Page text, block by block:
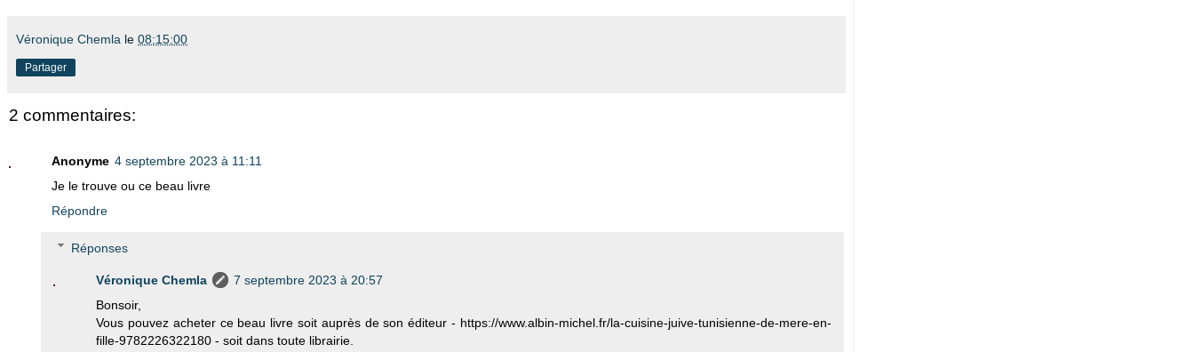
Véronique Chemla le 08:15:00
Partager
2 commentaires:
Anonyme 4 septembre 2023 à 11:11
Je le trouve ou ce beau livre
Répondre
Réponses
Véronique Chemla
7 septembre 2023 à 20:57
Bonsoir,
Vous pouvez acheter ce beau livre soit auprès de son éditeur - https://www.albin-michel.fr/la-cuisine-juive-tunisienne-de-mere-en-
fille-9782226322180 - soit dans toute librairie.